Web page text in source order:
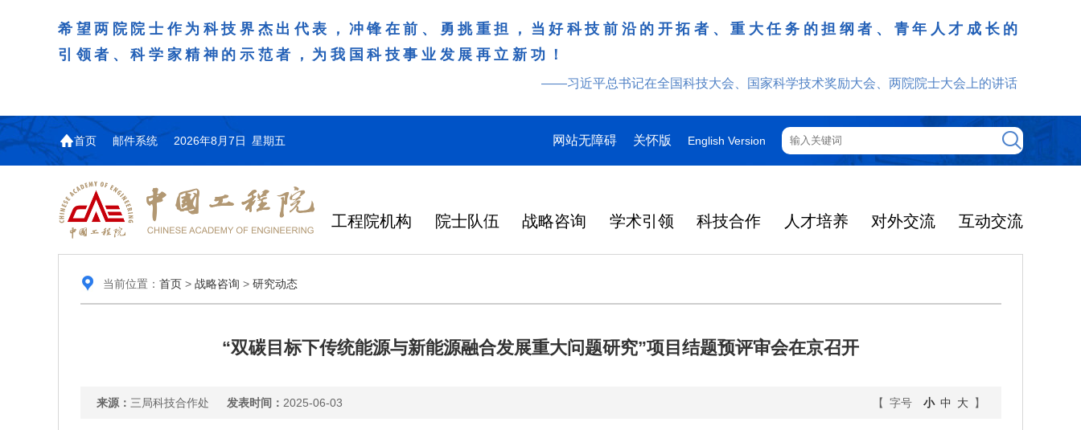
希望两院院士作为科技界杰出代表，冲锋在前、勇挑重担，当好科技前沿的开拓者、重大任务的担纲者、青年人才成长的
引领者、科学家精神的示范者，为我国科技事业发展再立新功！
——习近平总书记在全国科技大会、国家科学技术奖励大会、两院院士大会上的讲话
首页 邮件系统 2026年8月7日 星期五 网站无障碍 关怀版 English Version
工程院机构 院士队伍 战略咨询 学术引领 科技合作 人才培养 对外交流 互动交流
当前位置： 首页> 战略咨询 > 研究动态
“双碳目标下传统能源与新能源融合发展重大问题研究”项目结题预评审会在京召开
来源： 三局科技合作处 发表时间： 2025-06-03 【 字号 小 中 大】